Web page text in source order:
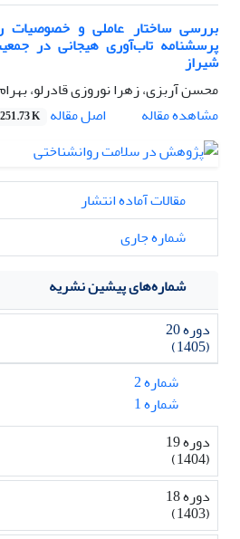
بررسی ساختار عاملی و
پرسشنامه تاب‌آوری هیجانی در
شیراز
محسن آربزی، زهرا نوروزی قادرلو،
مشاهده مقاله
اصل مقاله 251.73 K
مقالات آماده انتشار
شماره جاری
شماره‌های پیشین نشریه
دوره 20
(1405)
شماره 2
شماره 1
دوره 19
(1404)
دوره 18
(1403)